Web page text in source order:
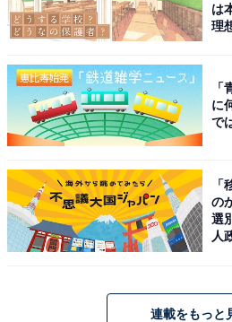
専用のスペースを作って保管する
メルカリ専用のスペースを作っ
理する方法もあります。その場
る状態ですから、置き忘れや紛
商品が多くなると、その分スペ
は
理
に
で
の
選
人
連載をもっと